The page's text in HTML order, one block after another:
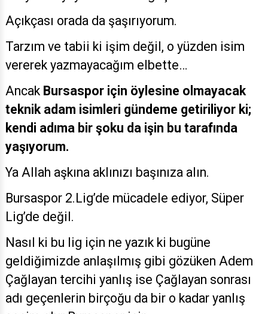
Açıkçası orada da şaşırıyorum.
Tarzım ve tabii ki işim değil, o yüzden isim
vererek yazmayacağım elbette…
Ancak Bursaspor için öylesine olmayacak
teknik adam isimleri gündeme getiriliyor ki;
kendi adıma bir şoku da işin bu tarafında
yaşıyorum.
Ya Allah aşkına aklınızı başınıza alın.
Bursaspor 2.Lig’de mücadele ediyor, Süper
Lig’de değil.
Nasıl ki bu lig için ne yazık ki bugüne
geldiğimizde anlaşılmış gibi gözüken Adem
Çağlayan tercihi yanlış ise Çağlayan sonrası
adı geçenlerin birçoğu da bir o kadar yanlış